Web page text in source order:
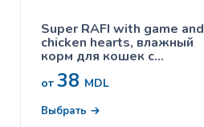
Super RAFI with game and
chicken hearts, влажный
корм для кошек с
олениной и куриными
сердечками
от 38 MDL
Выбрать